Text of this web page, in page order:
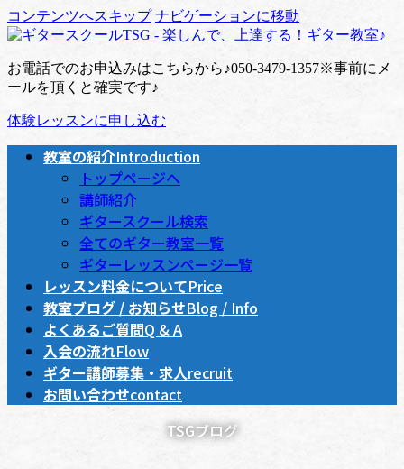
コンテンツへスキップ ナビゲーションに移動
お電話でのお申込みはこちらから♪050-3479-1357※事前にメ
ールを頂くと確実です♪
体験レッスンに申し込む
教室の紹介Introduction
トップページへ
講師紹介
ギタースクール検索
全てのギター教室一覧
ギターレッスンページ一覧
レッスン料金についてPrice
教室ブログ / お知らせBlog / Info
よくあるご質問Q & A
入会の流れFlow
ギター講師募集・求人recruit
お問い合わせcontact
TSGブログ